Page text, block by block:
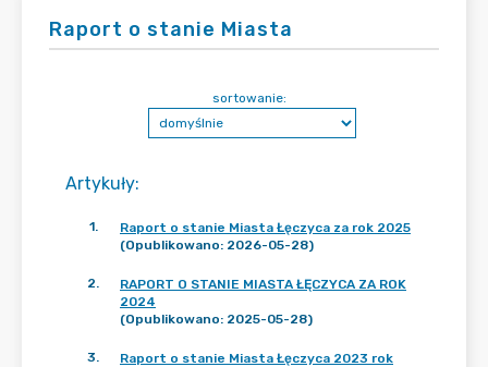
Raport o stanie Miasta
Artykuły:
sortowanie:
1.
Raport o stanie Miasta Łęczyca za rok 2025
(Opublikowano: 2026-05-28)
2.
RAPORT O STANIE MIASTA ŁĘCZYCA ZA ROK
2024
(Opublikowano: 2025-05-28)
3.
Raport o stanie Miasta Łęczyca 2023 rok